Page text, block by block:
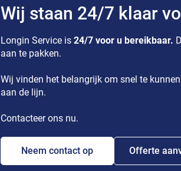
Wij staan 24/7 klaar
Longin Service is24/7 voor u bereikbaar.
aan te pakken.
Wij vinden het belangrijk om snel te
aan de lijn.
Contacteer ons nu.
Neem contact op Offerte